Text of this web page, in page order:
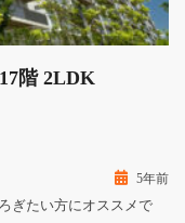
階 2LDK
5年前
ぎたい方にオススメで